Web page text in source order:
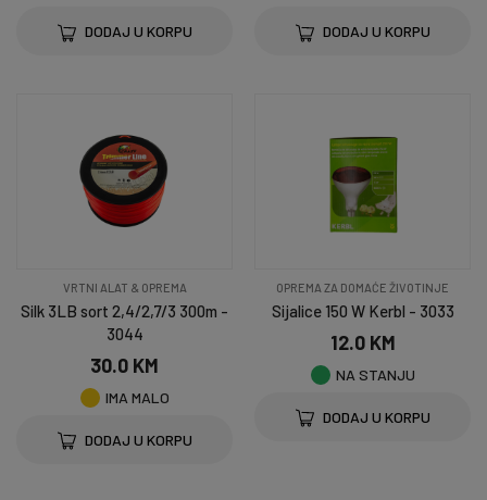
DODAJ U KORPU DODAJ U KORPU
VRTNI ALAT & OPREMA
Silk 3LB sort 2,4/2,7/3 300m -
3044
30.0 KM
IMA MALO
DODAJ U KORPU
OPREMA ZA DOMAĆE ŽIVOTINJE
Sijalice 150 W Kerbl - 3033
12.0 KM
NA STANJU
DODAJ U KORPU